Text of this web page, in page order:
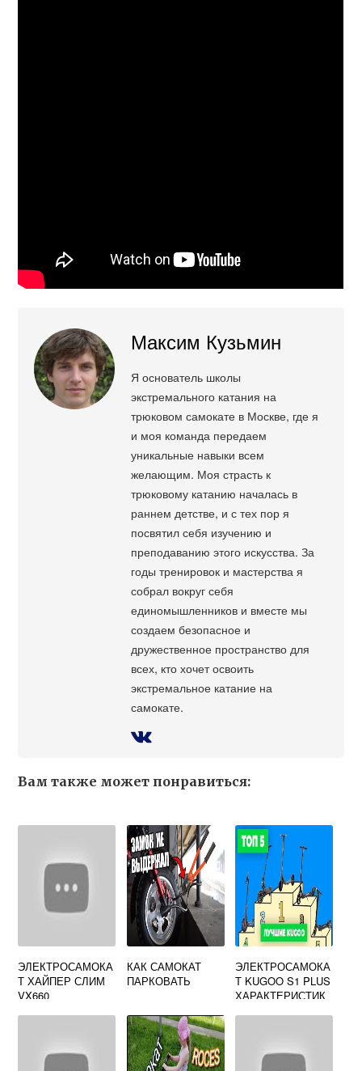
Максим Кузьмин
Я основатель школы
экстремального катания на
трюковом самокате в Москве, где я
и моя команда передаем
уникальные навыки всем
желающим. Моя страсть к
трюковому катанию началась в
раннем детстве, и с тех пор я
посвятил себя изучению и
преподаванию этого искусства. За
годы тренировок и мастерства я
собрал вокруг себя
единомышленников и вместе мы
создаем безопасное и
дружественное пространство для
всех, кто хочет освоить
экстремальное катание на
самокате.
Вам также может понравиться:
ЭЛЕКТРОСАМОКА
Т ХАЙПЕР СЛИМ
VX660
КАК САМОКАТ
ПАРКОВАТЬ
ЭЛЕКТРОСАМОКА
Т KUGOO S1 PLUS
ХАРАКТЕРИСТИК